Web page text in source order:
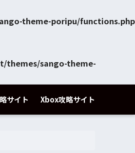
theme-poripu/functions.php
themes/sango-theme-
サイト Xbox攻略サイト